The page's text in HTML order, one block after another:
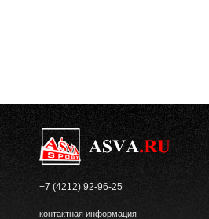
+7 (4212) 92-96-25
контактная информация